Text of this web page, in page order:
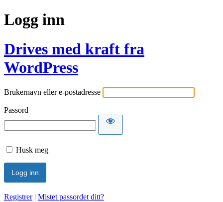
Logg inn
Drives med kraft fra
WordPress
Brukernavn eller e-postadresse
Passord
Husk meg
Registrer| Mistet passordet ditt?